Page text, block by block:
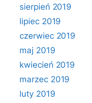
sierpień 2019
lipiec 2019
czerwiec 2019
maj 2019
kwiecień 2019
marzec 2019
luty 2019